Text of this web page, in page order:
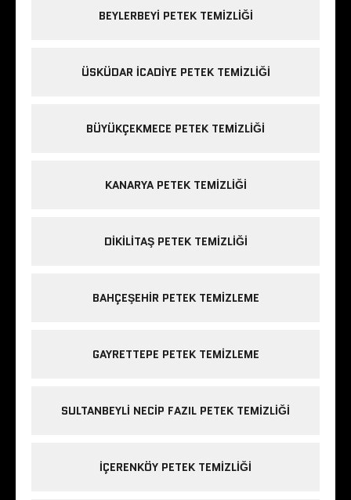
BEYLERBEYI PETEK TEMIZLIĞI
ÜSKÜDAR ICADIYE PETEK TEMIZLIĞI
BÜYÜKÇEKMECE PETEK TEMIZLIĞI
KANARYA PETEK TEMIZLIĞI
DIKILITAŞ PETEK TEMIZLIĞI
BAHÇEŞEHIR PETEK TEMIZLEME
GAYRETTEPE PETEK TEMIZLEME
SULTANBEYLI NECIP FAZIL PETEK TEMIZLIĞI
IÇERENKÖY PETEK TEMIZLIĞI